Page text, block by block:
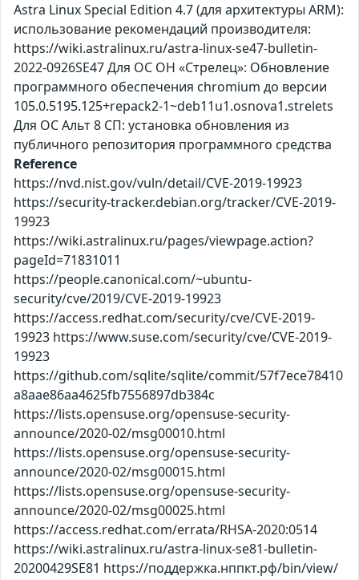
Astra Linux Special Edition 4.7 (для архитектуры ARM):
использование рекомендаций производителя:
https://wiki.astralinux.ru/astra-linux-se47-bulletin-
2022-0926SE47 Для ОС ОН «Стрелец»: Обновление
программного обеспечения chromium до версии
105.0.5195.125+repack2-1~deb11u1.osnova1.strelets
Для ОС Альт 8 СП: установка обновления из
публичного репозитория программного средства
Reference
https://nvd.nist.gov/vuln/detail/CVE-2019-19923
https://security-tracker.debian.org/tracker/CVE-2019-
19923
https://wiki.astralinux.ru/pages/viewpage.action?
pageId=71831011
https://people.canonical.com/~ubuntu-
security/cve/2019/CVE-2019-19923
https://access.redhat.com/security/cve/CVE-2019-
19923 https://www.suse.com/security/cve/CVE-2019-
19923
https://github.com/sqlite/sqlite/commit/57f7ece78410
a8aae86aa4625fb7556897db384c
https://lists.opensuse.org/opensuse-security-
announce/2020-02/msg00010.html
https://lists.opensuse.org/opensuse-security-
announce/2020-02/msg00015.html
https://lists.opensuse.org/opensuse-security-
announce/2020-02/msg00025.html
https://access.redhat.com/errata/RHSA-2020:0514
https://wiki.astralinux.ru/astra-linux-se81-bulletin-
20200429SE81 https://поддержка.нппкт.рф/bin/view/